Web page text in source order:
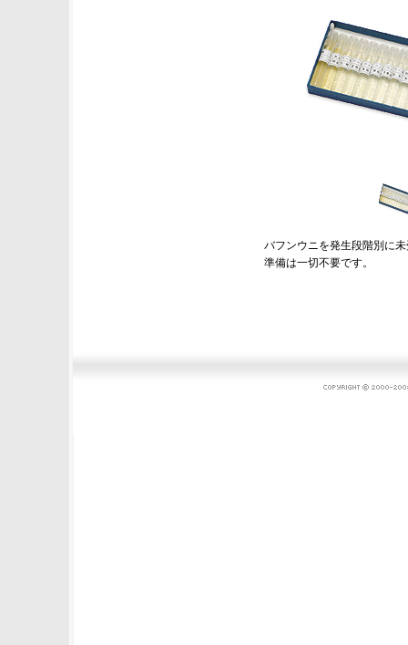
バフンウニを発生段階別に
準備は一切不要です。